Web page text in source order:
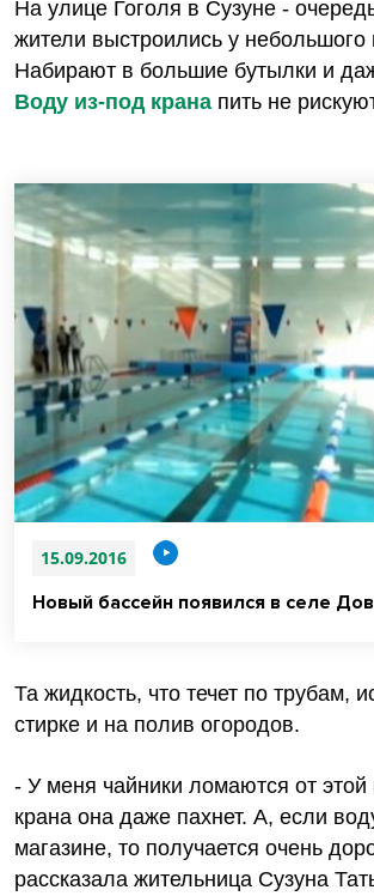
На улице Гоголя в Сузуне -
жители выстроились у небольшого
Набирают в большие бутылки и
Воду из-под крана пить не
15.09.2016
Новый бассейн появился в селе
Та жидкость, что течет по трубам,
стирке и на полив огородов.
- У меня чайники ломаются от
крана она даже пахнет. А, если
магазине, то получается очень
рассказала жительница Сузуна